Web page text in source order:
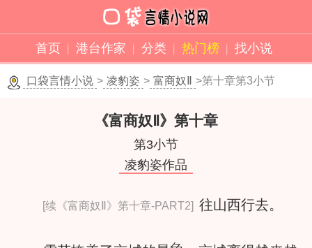
首页 港台作家 分类 热门榜 找小说
口袋言情小说 > 凌豹姿 > 富商奴Ⅱ >第十章第3小节
《富商奴Ⅱ》 第十章
第3小节
凌豹姿作品
[续《富商奴Ⅱ》第十章-PART2] 往山西行去。